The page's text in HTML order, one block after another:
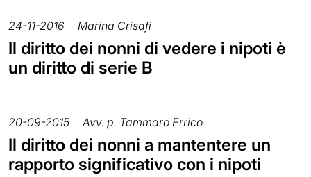
24-11-2016 Marina Crisafi
Il diritto dei nonni di vedere i nipoti è
un diritto di serie B
20-09-2015 Avv. p. Tammaro Errico
Il diritto dei nonni a mantentere un
rapporto significativo con i nipoti